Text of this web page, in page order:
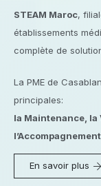
STEAM Maroc,
établissements
complète de
La PME de
principales:
la Maintenance,
En savoir plus